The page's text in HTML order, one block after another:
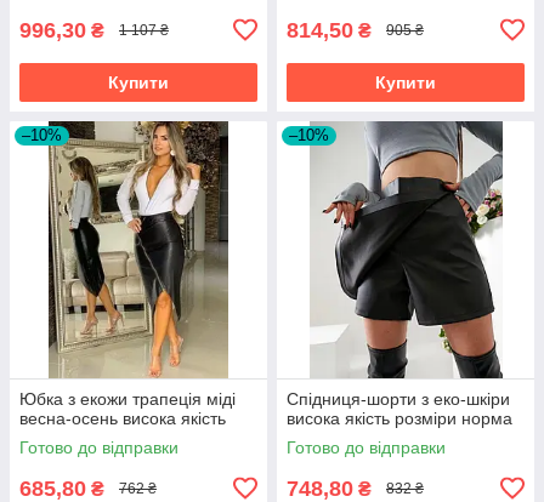
996,30 ₴ 1 107 ₴
Купити
814,50 ₴ 905 ₴
Купити
–10%
Юбка з екожи трапеція міді
весна-осень висока якість
Готово до відправки
685,80 ₴ 762 ₴
–10%
Спідниця-шорти з еко-шкіри
висока якість розміри норма
Готово до відправки
748,80 ₴ 832 ₴